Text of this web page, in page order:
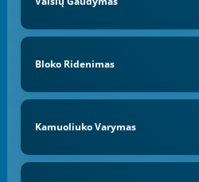
Bloko Ridenimas
Kamuoliuko Varymas